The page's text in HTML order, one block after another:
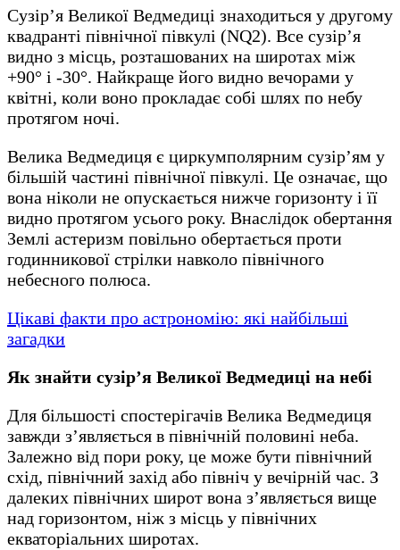
Сузір’я Великої Ведмедиці знаходиться у другому
квадранті північної півкулі (NQ2). Все сузір’я
видно з місць, розташованих на широтах між
+90° і -30°. Найкраще його видно вечорами у
квітні, коли воно прокладає собі шлях по небу
протягом ночі.
Велика Ведмедиця є циркумполярним сузір’ям у
більшій частині північної півкулі. Це означає, що
вона ніколи не опускається нижче горизонту і її
видно протягом усього року. Внаслідок обертання
Землі астеризм повільно обертається проти
годинникової стрілки навколо північного
небесного полюса.
Цікаві факти про астрономію: які найбільші
загадки
Як знайти сузір’я Великої Ведмедиці на небі
Для більшості спостерігачів Велика Ведмедиця
завжди з’являється в північній половині неба.
Залежно від пори року, це може бути північний
схід, північний захід або північ у вечірній час. З
далеких північних широт вона з’являється вище
над горизонтом, ніж з місць у північних
екваторіальних широтах.